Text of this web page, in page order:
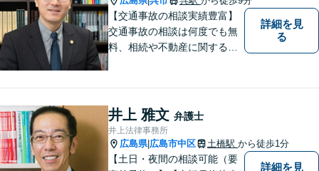
お応えします。
【交通事故の相談実績豊富】
交通事故の相談は何度でも無
料、相続や不動産に関する相
様がどうしたいのかを伺い本
質的な解決に導きます。誠心
誠意で地元呉市に貢献しま
す。
詳細を見
る
井上 雅文 弁護士
井上法律事務所
広島県| 広島市中区 土橋駅 から徒歩1分
【土日・夜間の相談可能（要
詳細を見